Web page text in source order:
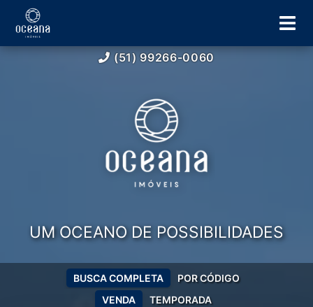
(51) 99266-0060
UM OCEANO DE POSSIBILIDADES
VENDA TEMPORADA
BUSCA COMPLETA POR CÓDIGO